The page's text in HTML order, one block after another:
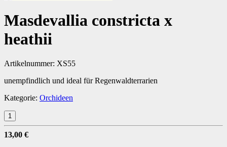
Masdevallia constricta x
heathii
Artikelnummer: XS55
unempfindlich und ideal für Regenwaldterrarien
Kategorie: Orchideen
13,00 €